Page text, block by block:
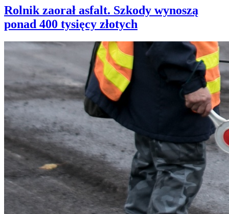
Rolnik zaorał asfalt. Szkody wynoszą
ponad 400 tysięcy złotych